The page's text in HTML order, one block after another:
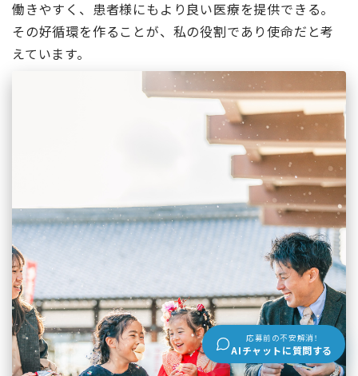
働きやすく、患者様にもより良い医療を提供できる。
その好循環を作ることが、私の役割であり使命だと考
えています。
応募前の不安解消！
AIチャットに質問する